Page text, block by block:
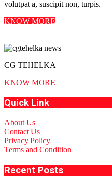
volutpat a, suscipit non, turpis.
KNOW MORE
CG TEHELKA
KNOW MORE
Quick Link
About Us
Contact Us
Privacy Policy
Terms and Condition
Recent Posts